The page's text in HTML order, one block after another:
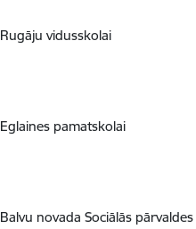
vidusskolai
pamatskolai
novada Sociālās